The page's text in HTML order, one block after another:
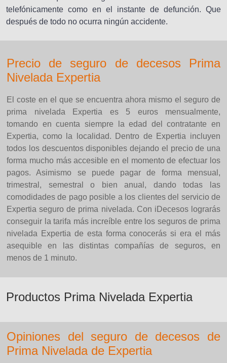
telefónicamente como en el instante de defunción. Que
después de todo no ocurra ningún accidente.
Precio de seguro de decesos Prima
Nivelada Expertia
El coste en el que se encuentra ahora mismo el seguro de
prima nivelada Expertia es 5 euros mensualmente,
tomando en cuenta siempre la edad del contratante en
Expertia, como la localidad. Dentro de Expertia incluyen
todos los descuentos disponibles dejando el precio de una
forma mucho más accesible en el momento de efectuar los
pagos. Asimismo se puede pagar de forma mensual,
trimestral, semestral o bien anual, dando todas las
comodidades de pago posible a los clientes del servicio de
Expertia seguro de prima nivelada. Con iDecesos lograrás
conseguir la tarifa más increíble entre los seguros de prima
nivelada Expertia de esta forma conocerás si era el más
asequible en las distintas compañías de seguros, en
menos de 1 minuto.
Productos Prima Nivelada Expertia
Opiniones del seguro de decesos de
Prima Nivelada de Expertia